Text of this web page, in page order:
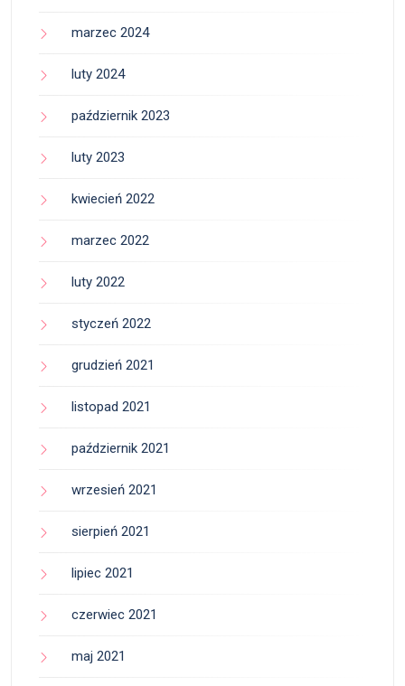
marzec 2024
luty 2024
październik 2023
luty 2023
kwiecień 2022
marzec 2022
luty 2022
styczeń 2022
grudzień 2021
listopad 2021
październik 2021
wrzesień 2021
sierpień 2021
lipiec 2021
czerwiec 2021
maj 2021